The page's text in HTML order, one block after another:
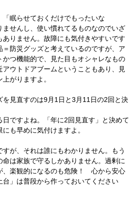
眠らせておくだけでもったいな
せんし、使い慣れてるものなのでいざ
ありません。故障にも気付きやすいです
＝防災グッズと考えているのですが、ア
かつ機能的で、見た目もオシャレなもの
ウトドアブームということもあり、見
がりますよ。
を見直すのは9月1日と3月11日の2回と決
日ですよね。「年に2回見直す」と決めて
も早めに気付けますよ。
が、それは誰にもわかりません。もう
命は家族で守るしかありません。過剰に
、楽観的になるのも危険！ 心から安心
台」は普段から作っておいてください